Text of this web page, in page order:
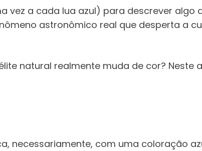
vez a cada lua azul) para descrever algo
astronômico real que desperta a
natural realmente muda de cor?
necessariamente, com uma coloração